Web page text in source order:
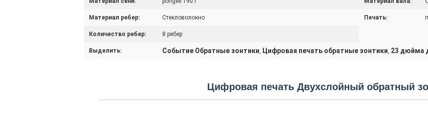
Материал ребер: Стекловолокно Печать:
Количество ребер: 8 ребер
Выделить: Событие Обратные зонтики, Цифровая печать обратные зонтики, 23 дюйма
Цифровая печать Двухслойный обратный